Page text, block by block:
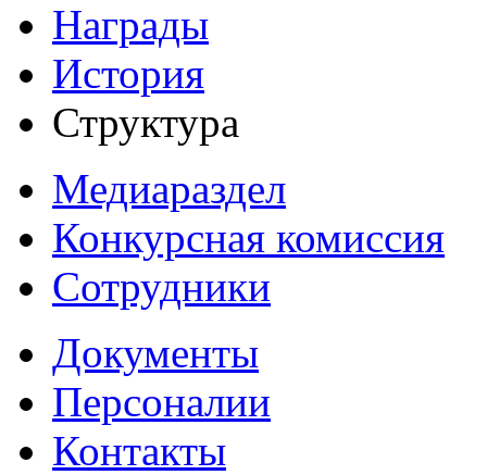
Награды
История
Структура
Медиараздел
Конкурсная комиссия
Сотрудники
Документы
Персоналии
Контакты